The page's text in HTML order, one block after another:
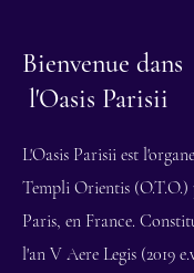
Bienvenue dans
l'Oasis Parisii
L'Oasis Parisii est
Templi Orientis (O.T.O.)
Paris, en France.
l'an V Aere Legis (2019